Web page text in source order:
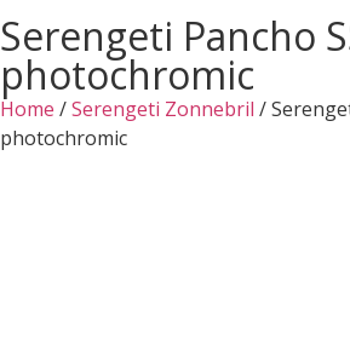
Serengeti Pancho
photochromic
Home /Serengeti Zonnebril /
photochromic